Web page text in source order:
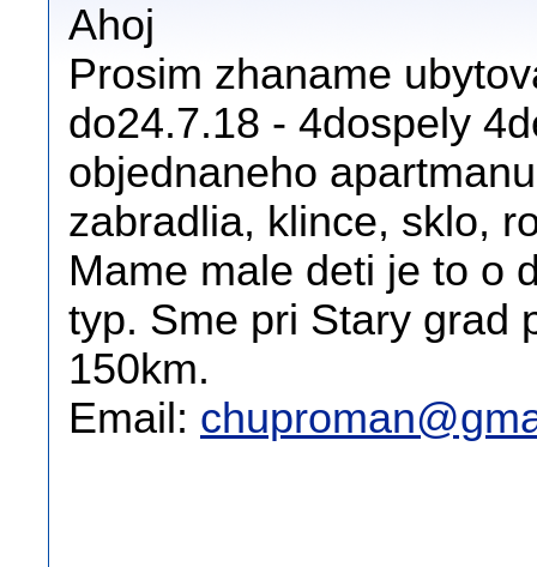
Ahoj
Prosim zhaname
do24.7.18 - 4dospely
objednaneho
zabradlia, klince, sklo,
Mame male deti je to o
typ. Sme pri Stary grad
150km.
Email: